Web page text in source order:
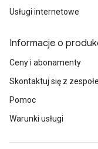
Usługi internetowe
Informacje o
Ceny i abonamenty
Skontaktuj się z
Pomoc
Warunki usługi